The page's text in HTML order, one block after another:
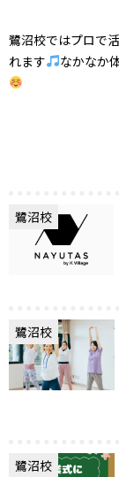
鷺沼校ではプロで
れます
なかなか
鷺沼校
鷺沼校
鷺沼校